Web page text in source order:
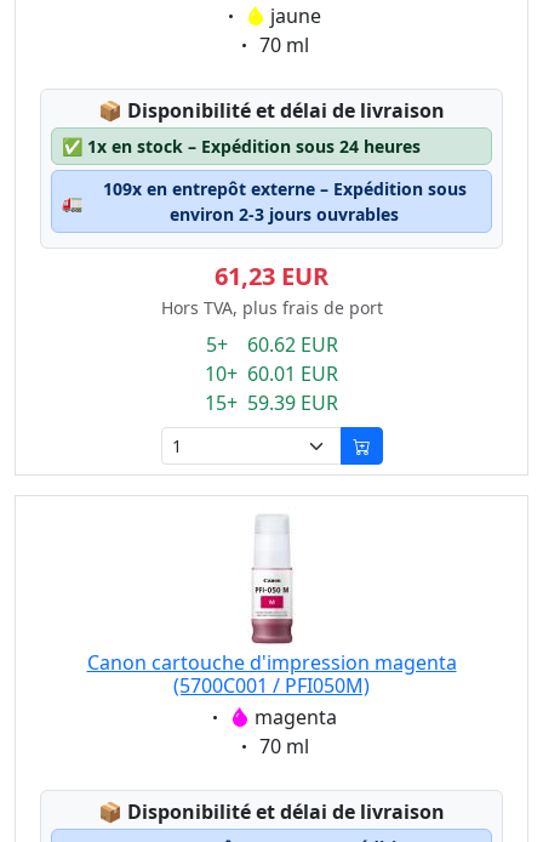
Eigenschaft:
jaune
Eigenschaft:
70 ml
📦 Lagerstatus:
Disponibilité et délai de livraison
✅ 1x en stock – Expédition sous 24 heures
🚛
109x en entrepôt externe – Expédition sous
environ 2-3 jours ouvrables
61,23 EUR
Hors TVA, plus frais de port
5+ 60.62 EUR
10+ 60.01 EUR
15+ 59.39 EUR
Canon cartouche d'impression magenta
(5700C001 / PFI050M)
Eigenschaft:
magenta
Eigenschaft:
70 ml
📦 Lagerstatus:
Disponibilité et délai de livraison